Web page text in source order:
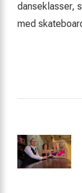
danseklasser,
med
Post